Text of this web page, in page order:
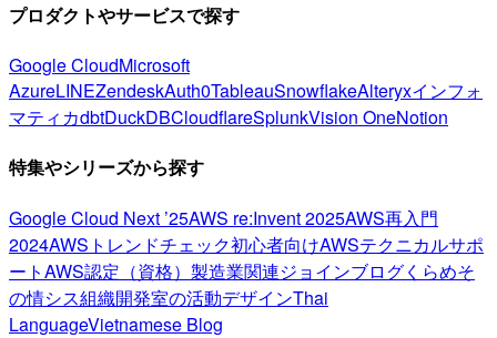
プロダクトやサービスで探す
Google CloudMicrosoft
AzureLINEZendeskAuth0TableauSnowflakeAlteryxインフォ
マティカdbtDuckDBCloudflareSplunkVision OneNotion
特集やシリーズから探す
Google Cloud Next ’25AWS re:Invent 2025AWS再入門
2024AWSトレンドチェック初心者向けAWSテクニカルサポ
ートAWS認定（資格） 製造業関連ジョインブログくらめそ
の情シス組織開発室の活動デザインThai
LanguageVietnamese Blog